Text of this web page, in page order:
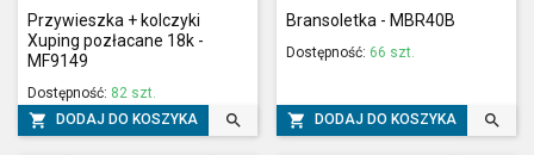
Przywieszka + kolczyki
Xuping pozłacane 18k -
MF9149
Dostępność: 82 szt.
 DODAJ DO KOSZYKA 
Bransoletka - MBR40B
Dostępność: 66 szt.
 DODAJ DO KOSZYKA 